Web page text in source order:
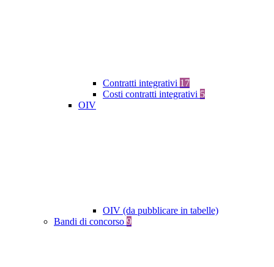
Contratti integrativi 17
Costi contratti integrativi 5
OIV
OIV (da pubblicare in tabelle)
Bandi di concorso 9